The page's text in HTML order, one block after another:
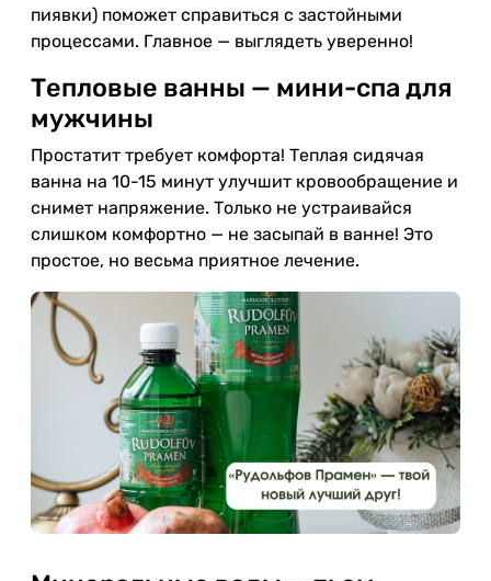
пиявки) поможет справиться с застойными
процессами. Главное — выглядеть уверенно!
Тепловые ванны — мини-спа для
мужчины
Простатит требует комфорта! Теплая сидячая
ванна на 10-15 минут улучшит кровообращение и
снимет напряжение. Только не устраивайся
слишком комфортно — не засыпай в ванне! Это
простое, но весьма приятное лечение.